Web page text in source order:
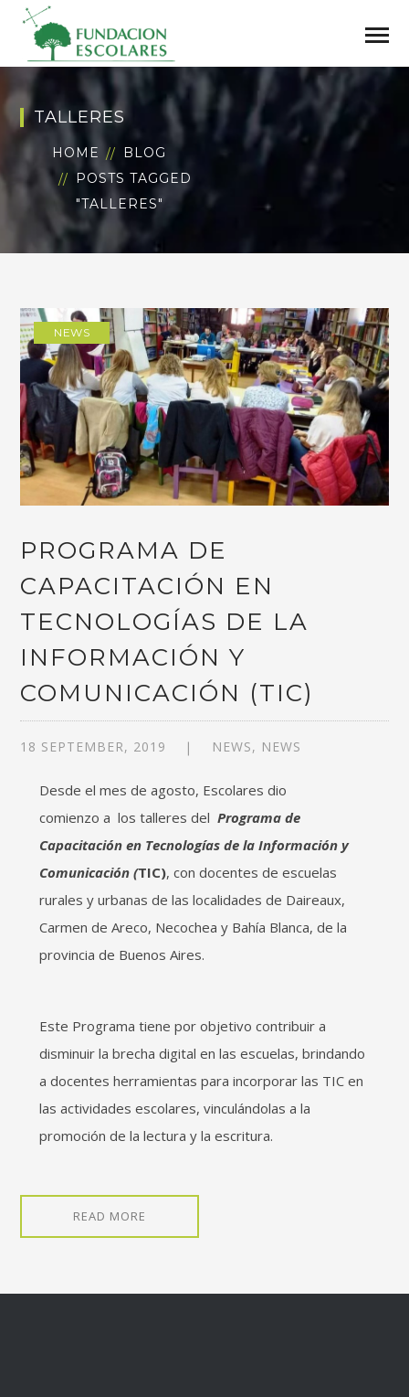
TALLERES
HOME
BLOG
POSTS TAGGED
"TALLERES"
NEWS
PROGRAMA DE
CAPACITACIÓN EN
TECNOLOGÍAS DE LA
INFORMACIÓN Y
COMUNICACIÓN (TIC)
18 SEPTEMBER, 2019 NEWS, NEWS
Desde el mes de agosto, Escolares dio
comienzo a los talleres del Programa de
Capacitación en Tecnologías de la Información y
Comunicación (TIC), con docentes de escuelas
rurales y urbanas de las localidades de Daireaux,
Carmen de Areco, Necochea y Bahía Blanca, de la
provincia de Buenos Aires.
Este Programa tiene por objetivo contribuir a
disminuir la brecha digital en las escuelas, brindando
a docentes herramientas para incorporar las TIC en
las actividades escolares, vinculándolas a la
promoción de la lectura y la escritura.
READ MORE